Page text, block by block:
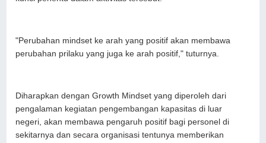
"Perubahan mindset ke arah yang positif akan membawa
perubahan prilaku yang juga ke arah positif," tuturnya.
Diharapkan dengan Growth Mindset yang diperoleh dari
pengalaman kegiatan pengembangan kapasitas di luar
negeri, akan membawa pengaruh positif bagi personel di
sekitarnya dan secara organisasi tentunya memberikan